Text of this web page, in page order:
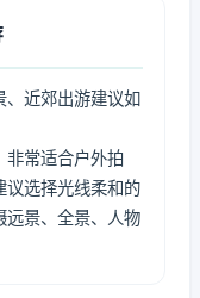
、近郊出游建议如
非常适合户外拍
议选择光线柔和的
远景、全景、人物